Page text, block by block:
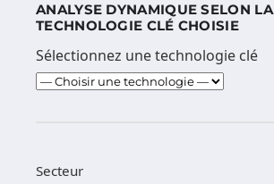
ANALYSE DYNAMIQUE SELON LA
TECHNOLOGIE CLÉ CHOISIE
Sélectionnez une technologie clé
Secteur